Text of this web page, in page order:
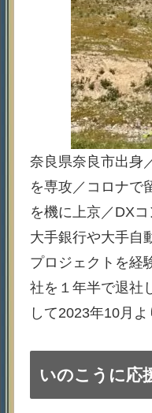
奈良県奈良市出身
を専攻／コロナで
を機に上京／DXコ
大手銀行や大手自
プロジェクトを経
社を１年半で退社
して2023年10月
いのこうに応